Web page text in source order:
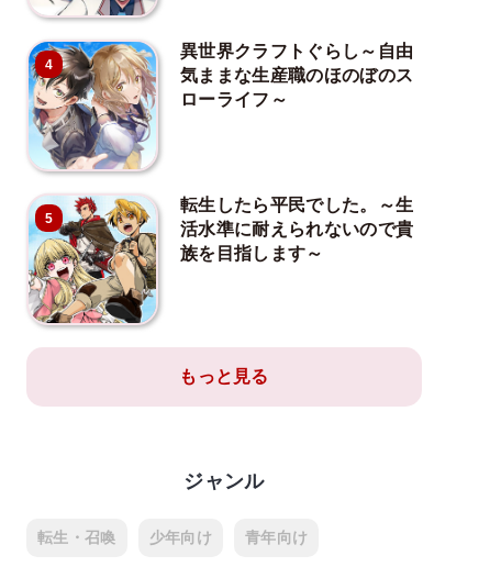
4
異世界クラフトぐらし～自由
気ままな生産職のほのぼのス
ローライフ～
5
転生したら平民でした。～生
活水準に耐えられないので貴
族を目指します～
もっと見る
ジャンル
転生・召喚 少年向け 青年向け